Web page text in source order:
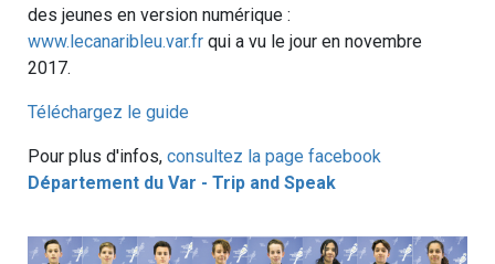
des jeunes en version numérique :
www.lecanaribleu.var.fr qui a vu le jour en novembre
2017.
Téléchargez le guide
Pour plus d'infos, consultez la page facebook
Département du Var - Trip and Speak